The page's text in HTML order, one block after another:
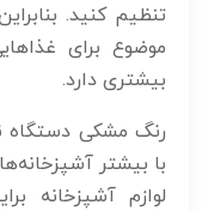
تنظیم کنید.
موضوع برای
بیشتری دارد.
رنگ مشکی دستگاه
با بیشتر
لوازم آشپزخانه